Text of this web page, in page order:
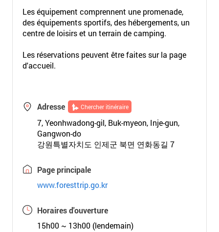
Les équipement comprennent une promenade,
des équipements sportifs, des hébergements, un
centre de loisirs et un terrain de camping.
Les réservations peuvent être faites sur la page
d'accueil.
Adresse Chercher itinéraire
7, Yeonhwadong-gil, Buk-myeon, Inje-gun,
Gangwon-do
강원특별자치도 인제군 북면 연화동길 7
Page principale
www.foresttrip.go.kr
Horaires d'ouverture
15h00 ~ 13h00 (lendemain)